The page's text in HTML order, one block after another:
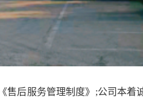
售后服务管理制度》;公司本着